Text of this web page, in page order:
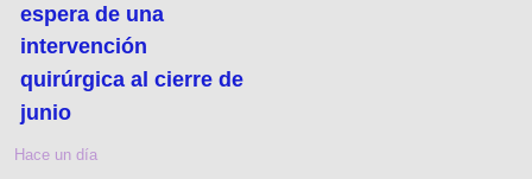
espera de una
intervención
quirúrgica al cierre de
junio
Hace un día